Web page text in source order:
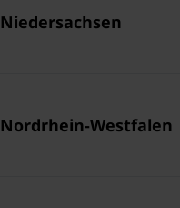
Niedersachsen
Nordrhein-Westfalen